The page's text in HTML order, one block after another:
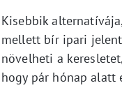
Kisebbik
mellett bír ipari
növelheti a
hogy pár hónap